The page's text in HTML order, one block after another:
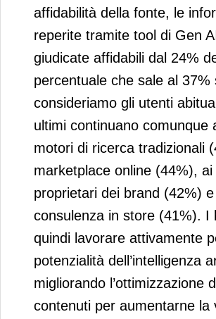
affidabilità della fonte, le
reperite tramite tool di Gen
giudicate affidabili dal 24%
percentuale che sale al 37%
consideriamo gli utenti
ultimi continuano comunque
motori di ricerca tradizionali
marketplace online (44%),
proprietari dei brand (42%)
consulenza in store (41%). I
quindi lavorare attivamente
potenzialità dell’intelligenza
migliorando l’ottimizzazione
contenuti per aumentarne la